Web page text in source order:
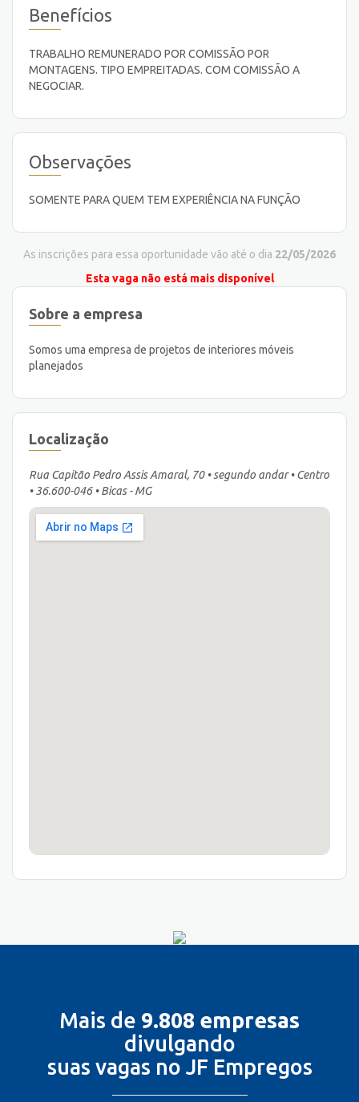
Benefícios
TRABALHO REMUNERADO POR COMISSÃO POR
MONTAGENS. TIPO EMPREITADAS. COM COMISSÃO A
NEGOCIAR.
Observações
SOMENTE PARA QUEM TEM EXPERIÊNCIA NA FUNÇÃO
As inscrições para essa oportunidade vão até o dia 22/05/2026
Esta vaga não está mais disponível
Sobre a empresa
Somos uma empresa de projetos de interiores móveis
planejados
Localização
Rua Capitão Pedro Assis Amaral, 70 • segundo andar • Centro
• 36.600-046 • Bicas - MG
Mais de 9.808 empresas
divulgando
suas vagas no JF Empregos